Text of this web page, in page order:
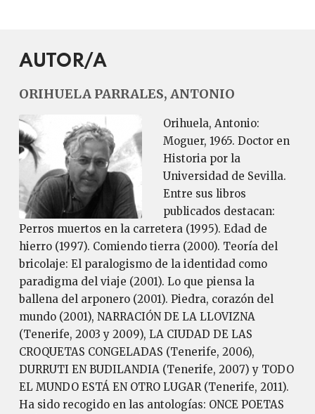
AUTOR/A
ORIHUELA PARRALES, ANTONIO
Orihuela, Antonio:
Moguer, 1965. Doctor en
Historia por la
Universidad de Sevilla.
Entre sus libros
publicados destacan:
Perros muertos en la carretera (1995). Edad de
hierro (1997). Comiendo tierra (2000). Teoría del
bricolaje: El paralogismo de la identidad como
paradigma del viaje (2001). Lo que piensa la
ballena del arponero (2001). Piedra, corazón del
mundo (2001), NARRACIÓN DE LA LLOVIZNA
(Tenerife, 2003 y 2009), LA CIUDAD DE LAS
CROQUETAS CONGELADAS (Tenerife, 2006),
DURRUTI EN BUDILANDIA (Tenerife, 2007) y TODO
EL MUNDO ESTÁ EN OTRO LUGAR (Tenerife, 2011).
Ha sido recogido en las antologías: ONCE POETAS